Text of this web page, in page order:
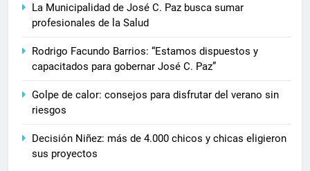
La Municipalidad de José C. Paz busca sumar
profesionales de la Salud
Rodrigo Facundo Barrios: “Estamos dispuestos y
capacitados para gobernar José C. Paz”
Golpe de calor: consejos para disfrutar del verano sin
riesgos
Decisión Niñez: más de 4.000 chicos y chicas eligieron
sus proyectos